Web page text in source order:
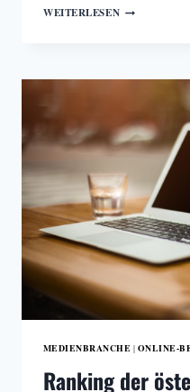
WEITERLESENRANKING
MEDIENBRANCHE | ONLINE-
Ranking der